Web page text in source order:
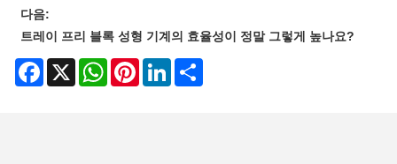
다음:
트레이 프리 블록 성형 기계의 효율성이 정말 그렇게 높나요?
Facebook
X WhatsAppPinterestLinkedIn